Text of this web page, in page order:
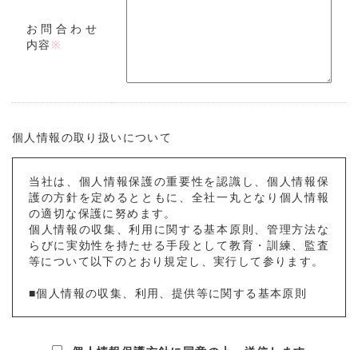
お問合わせ
内容 ※
個人情報の取り扱いについて
当社は、個人情報保護の重要性を認識し、個人情報保
護の方針を定めるとともに、全社一丸となり個人情報
の適切な保護に努めます。
個人情報の収集、利用に関する基本原則、管理方法な
らびに実効性を持たせる手段として教育・訓練、監査
等について以下のとおり規定し、実行して参ります。
■個人情報の収集、利用、提供等に関する基本原則